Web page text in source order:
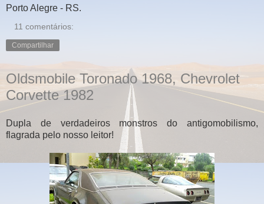
Porto Alegre - RS.
11 comentários:
Compartilhar
Oldsmobile Toronado 1968, Chevrolet
Corvette 1982
Dupla de verdadeiros monstros do antigomobilismo,
flagrada pelo nosso leitor!